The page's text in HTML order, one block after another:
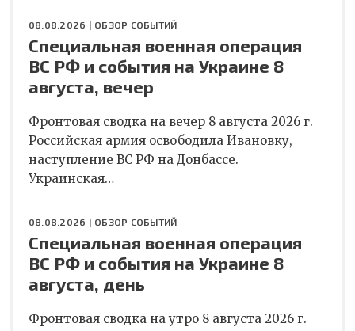
08.08.2026 | ОБЗОР СОБЫТИЙ
Специальная военная операция
ВС РФ и события на Украине 8
августа, вечер
Фронтовая сводка на вечер 8 августа 2026 г.
Российская армия освободила Ивановку,
наступление ВС РФ на Донбассе.
Украинская…
08.08.2026 | ОБЗОР СОБЫТИЙ
Специальная военная операция
ВС РФ и события на Украине 8
августа, день
Фронтовая сводка на утро 8 августа 2026 г.